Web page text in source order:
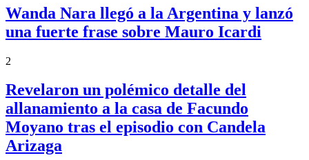
Wanda Nara llegó a la Argentina y lanzó
una fuerte frase sobre Mauro Icardi
2
Revelaron un polémico detalle del
allanamiento a la casa de Facundo
Moyano tras el episodio con Candela
Arizaga